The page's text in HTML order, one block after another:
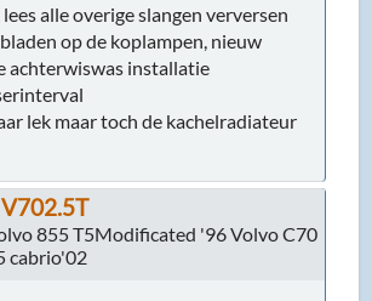
alle overige slangen verversen
op de koplampen, nieuw
achterwiswas installatie
lek maar toch de kachelradiateur
V702.5T
855 T5Modificated '96 Volvo C70
cabrio'02